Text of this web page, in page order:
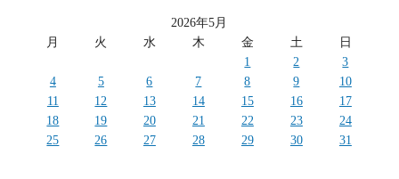
2026年5月
月
火 水 木 金 土
日
1
2
3
4
5 6 7 8 9
10
11
12 13 14 15 16
17
18
19 20 21 22 23
24
25
26 27 28 29 30 31